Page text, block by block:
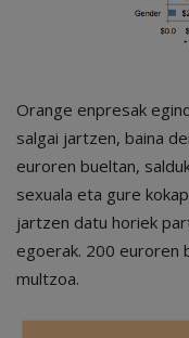
Orange enpresak
salgai jartzen, baina
euroren bueltan,
sexuala eta gure
jartzen datu horiek
egoerak. 200 euroren
multzoa.